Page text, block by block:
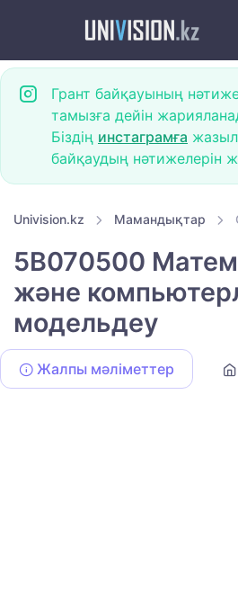
Грант байқауының
тамызға дейін
Біздің инстаграмға
байқаудың нәтижелерін
Univision.kz Мамандықтар
5B070500
және
модельдеу
Жалпы мәліметтер